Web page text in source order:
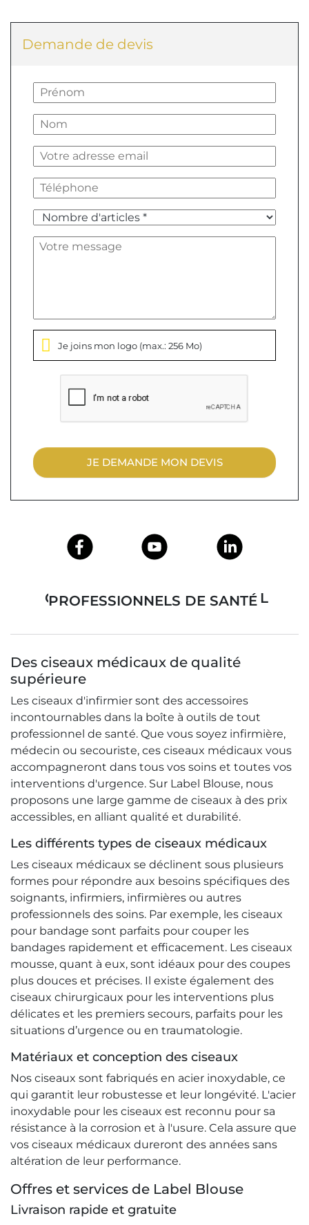
Demande de devis
Je joins mon logo (max.: 256 Mo)
JE DEMANDE MON DEVIS
CISEAUX D'INFIRMIER : L'OUTIL INDISPENSABLE POUR LES PROFESSIONNELS DE SANTÉ
Des ciseaux médicaux de qualité
supérieure
Les ciseaux d'infirmier sont des accessoires
incontournables dans la boîte à outils de tout
professionnel de santé. Que vous soyez infirmière,
médecin ou secouriste, ces ciseaux médicaux vous
accompagneront dans tous vos soins et toutes vos
interventions d'urgence. Sur Label Blouse, nous
proposons une large gamme de ciseaux à des prix
accessibles, en alliant qualité et durabilité.
Les différents types de ciseaux médicaux
Les ciseaux médicaux se déclinent sous plusieurs
formes pour répondre aux besoins spécifiques des
soignants, infirmiers, infirmières ou autres
professionnels des soins. Par exemple, les ciseaux
pour bandage sont parfaits pour couper les
bandages rapidement et efficacement. Les ciseaux
mousse, quant à eux, sont idéaux pour des coupes
plus douces et précises. Il existe également des
ciseaux chirurgicaux pour les interventions plus
délicates et les premiers secours, parfaits pour les
situations d’urgence ou en traumatologie.
Matériaux et conception des ciseaux
Nos ciseaux sont fabriqués en acier inoxydable, ce
qui garantit leur robustesse et leur longévité. L'acier
inoxydable pour les ciseaux est reconnu pour sa
résistance à la corrosion et à l'usure. Cela assure que
vos ciseaux médicaux dureront des années sans
altération de leur performance.
Offres et services de Label Blouse
Livraison rapide et gratuite